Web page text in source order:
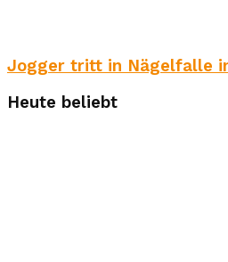
Jogger tritt in Nägelfalle
Heute beliebt